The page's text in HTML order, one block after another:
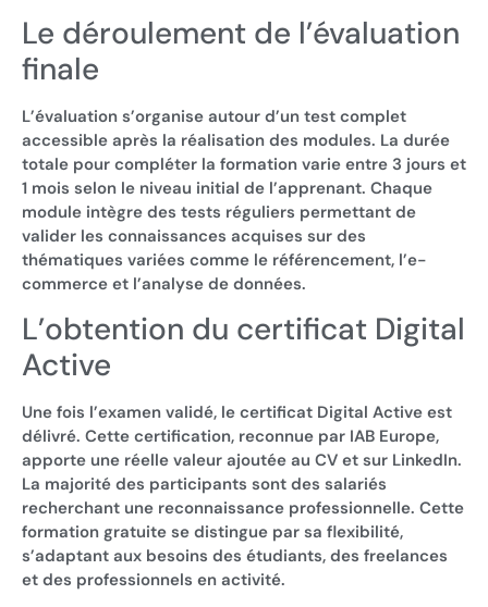
Le déroulement de l’évaluation
finale
L’évaluation s’organise autour d’un test complet
accessible après la réalisation des modules. La durée
totale pour compléter la formation varie entre 3 jours et
1 mois selon le niveau initial de l’apprenant. Chaque
module intègre des tests réguliers permettant de
valider les connaissances acquises sur des
thématiques variées comme le référencement, l’e-
commerce et l’analyse de données.
L’obtention du certificat Digital
Active
Une fois l’examen validé, le certificat Digital Active est
délivré. Cette certification, reconnue par IAB Europe,
apporte une réelle valeur ajoutée au CV et sur LinkedIn.
La majorité des participants sont des salariés
recherchant une reconnaissance professionnelle. Cette
formation gratuite se distingue par sa flexibilité,
s’adaptant aux besoins des étudiants, des freelances
et des professionnels en activité.